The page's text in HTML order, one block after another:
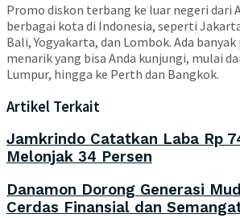
Promo diskon terbang ke luar negeri dari
berbagai kota di Indonesia, seperti
Bali, Yogyakarta, dan Lombok. Ada
menarik yang bisa Anda kunjungi, mulai
Lumpur, hingga ke Perth dan Bangkok.
Artikel Terkait
Jamkrindo Catatkan Laba Rp
Melonjak 34 Persen
Danamon Dorong Generasi
Cerdas Finansial dan